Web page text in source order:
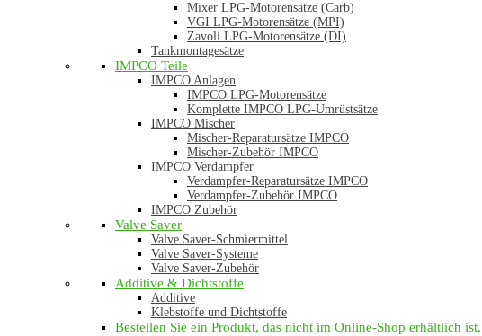
Mixer LPG-Motorensätze (Carb)
VGI LPG-Motorensätze (MPI)
Zavoli LPG-Motorensätze (DI)
Tankmontagesätze
IMPCO Teile
IMPCO Anlagen
IMPCO LPG-Motorensätze
Komplette IMPCO LPG-Umrüstsätze
IMPCO Mischer
Mischer-Reparatursätze IMPCO
Mischer-Zubehör IMPCO
IMPCO Verdampfer
Verdampfer-Reparatursätze IMPCO
Verdampfer-Zubehör IMPCO
IMPCO Zubehör
Valve Saver
Valve Saver-Schmiermittel
Valve Saver-Systeme
Valve Saver-Zubehör
Additive & Dichtstoffe
Additive
Klebstoffe und Dichtstoffe
Bestellen Sie ein Produkt, das nicht im Online-Shop erhältlich ist.